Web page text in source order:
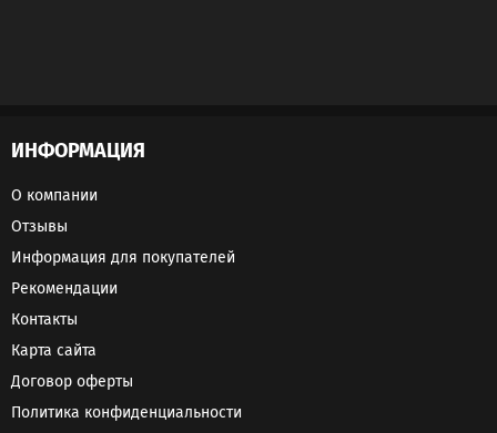
ИНФОРМАЦИЯ
О компании
Отзывы
Информация для покупателей
Рекомендации
Контакты
Карта сайта
Договор оферты
Политика конфиденциальности